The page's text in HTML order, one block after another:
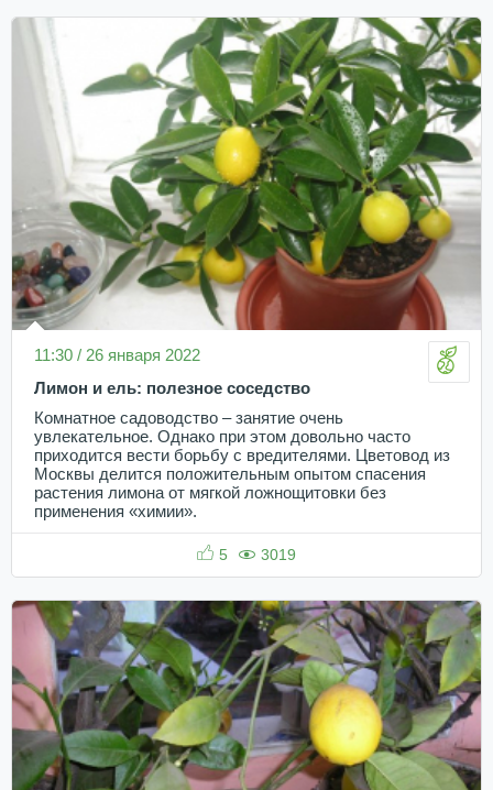
11:30 / 26 января 2022
Лимон и ель: полезное соседство
Комнатное садоводство – занятие очень
увлекательное. Однако при этом довольно часто
приходится вести борьбу с вредителями. Цветовод из
Москвы делится положительным опытом спасения
растения лимона от мягкой ложнощитовки без
применения «химии».
5 3019